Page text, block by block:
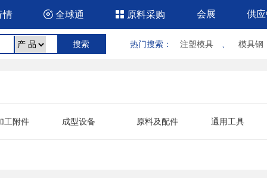
情  全球通  原料采购 会展 供
热门搜索 ： 注塑模具 模具钢
工附件 成型设备 原料及配件 通用工具